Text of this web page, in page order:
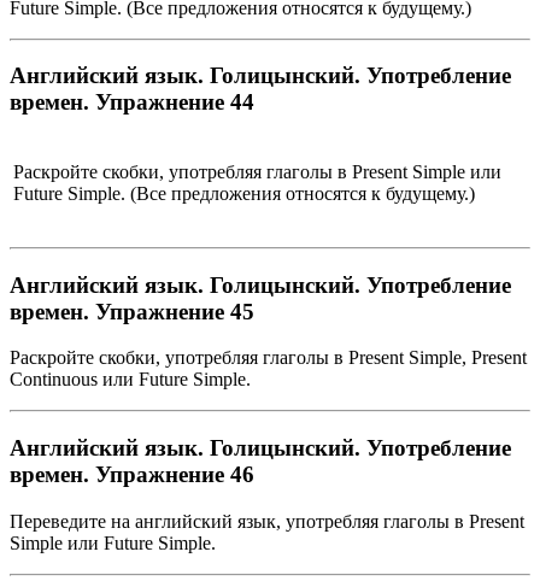
Future Simple. (Все предложения относятся к будущему.)
Английский язык. Голицынский. Употребление
времен. Упражнение 44
Раскройте скобки, употребляя глаголы в Present Simple или
Future Simple. (Все предложения относятся к будущему.)
Английский язык. Голицынский. Употребление
времен. Упражнение 45
Раскройте скобки, употребляя глаголы в Present Simple, Present
Continuous или Future Simple.
Английский язык. Голицынский. Употребление
времен. Упражнение 46
Переведите на английский язык, употребляя глаголы в Present
Simple или Future Simple.